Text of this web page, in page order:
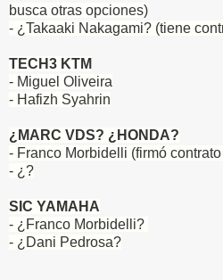
busca otras opciones)
- ¿Takaaki Nakagami? (tiene
TECH3 KTM
- Miguel Oliveira
- Hafizh Syahrin
¿MARC VDS? ¿HONDA?
- Franco Morbidelli (firmó
- ¿?
SIC YAMAHA
- ¿Franco Morbidelli?
- ¿Dani Pedrosa?